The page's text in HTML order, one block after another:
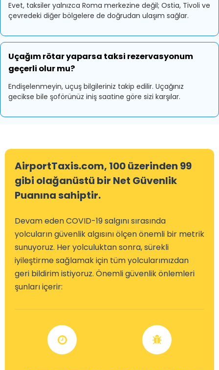
Evet, taksiler yalnızca Roma merkezine değil; Ostia, Tivoli ve
çevredeki diğer bölgelere de doğrudan ulaşım sağlar.
Uçağım rötar yaparsa taksi rezervasyonum
geçerli olur mu?
Endişelenmeyin, uçuş bilgileriniz takip edilir. Uçağınız
gecikse bile şoförünüz iniş saatine göre sizi karşılar.
AirportTaxis.com, 100 üzerinden 99
gibi olağanüstü bir Net Güvenlik
Puanına sahiptir.
Devam eden COVID-19 salgını sırasında
yolcuların güvenlik algısını ölçen önemli bir metrik
sunuyoruz. Her yolculuktan sonra, sürekli
iyileştirme sağlamak için tüm yolcularımızdan
geri bildirim istiyoruz. Önemli güvenlik önlemleri
şunları içerir: